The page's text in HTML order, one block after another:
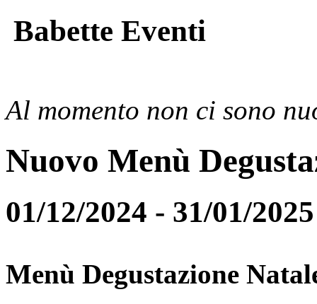
Babette Eventi
Al momento non ci sono
Nuovo Menù
01/12/2024 - 31/01/2025
Menù Degustazione